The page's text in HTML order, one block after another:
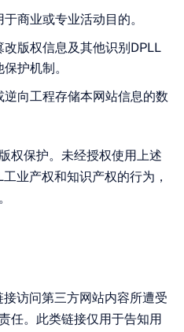
商业或专业活动目的。
版权信息及其他识别DPLL
护机制。
向工程存储本网站信息的数
权保护。未经授权使用上述
业产权和知识产权的行为，
访问第三方网站内容所遭受
任。此类链接仅用于告知用